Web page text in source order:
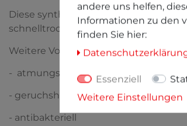
Diese synthetische Faser zeichnet
schnelltrocknend ist. Dies ist
Weitere Vorteile unseres Multitalents
- atmungsaktiv
- geruchshemmend
- antibakteriell
andere uns helfen,
Informationen zu den
finden Sie hier:
Essenziell
Weitere Einstellungen